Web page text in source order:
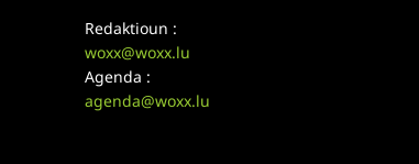
Redaktioun :
woxx@woxx.lu
Agenda :
agenda@woxx.lu